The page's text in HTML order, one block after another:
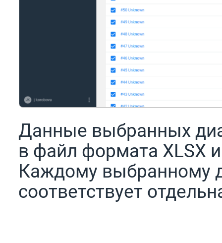
Данные выбранных
в файл формата XLSX
Каждому выбранному
соответствует